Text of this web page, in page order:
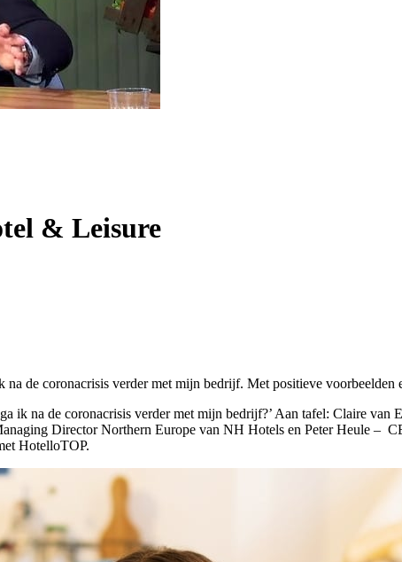
& Leisure
de coronacrisis verder met mijn bedrijf. Met positieve voorbeelden
ik na de coronacrisis verder met mijn bedrijf?’ Aan tafel: Claire
Director Northern Europe van NH Hotels en Peter Heule –
HotelloTOP.